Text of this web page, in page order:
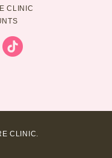
CLINIC
CLINIC.